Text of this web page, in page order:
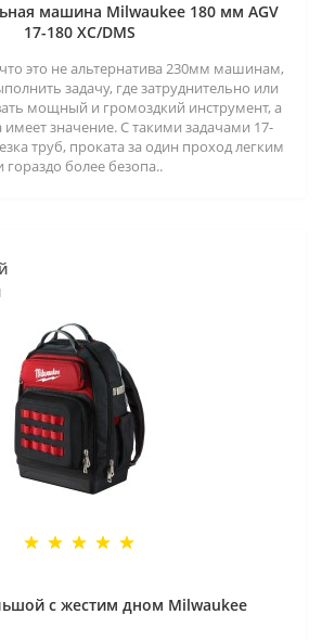
машина Milwaukee 180 мм AGV
17-180 XC/DMS
это не альтернатива 230мм машинам,
задачу, где затруднительно или
мощный и громоздкий инструмент, а
значение. С такими задачами 17-
труб, проката за один проход легким
гораздо более безопа..
с жестим дном Milwaukee